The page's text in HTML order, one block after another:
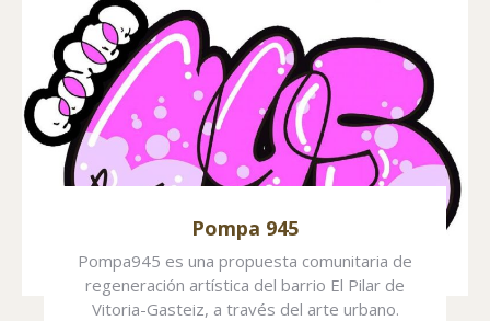
Pompa 945
Pompa945 es una propuesta comunitaria de
regeneración artística del barrio El Pilar de
Vitoria-Gasteiz, a través del arte urbano.